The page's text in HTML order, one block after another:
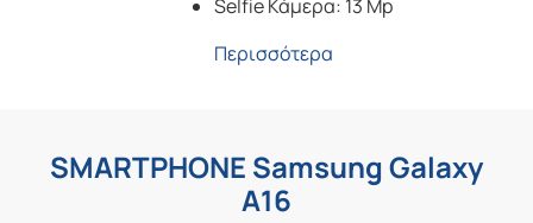
Selfie Κάμερα: 13 Mp
Περισσότερα
SMARTPHONE Samsung Galaxy
A16